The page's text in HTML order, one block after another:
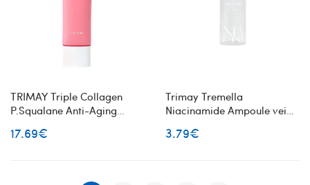
TRIMAY Triple Collagen
P.Squalane Anti-Aging
maitinantis veido kremas su
17.69€
Trimay Tremella
Niacinamide Ampoule veido
3.79€